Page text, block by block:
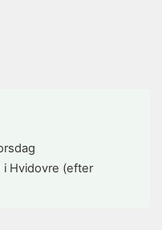
Hvidovre (efter